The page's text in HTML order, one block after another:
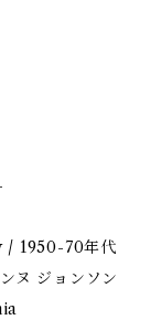
/ 1950-70年代
ヌ ジョンソン